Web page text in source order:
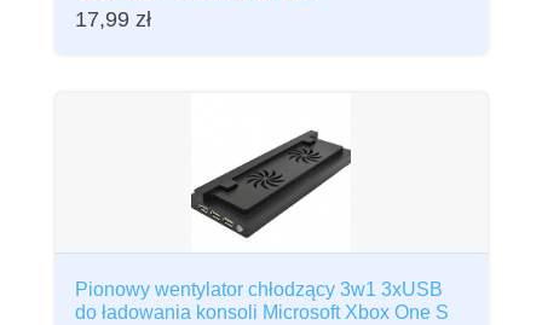
17,99 zł
Pionowy wentylator chłodzący 3w1 3xUSB
do ładowania konsoli Microsoft Xbox One S